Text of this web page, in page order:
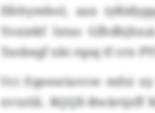
Hhhymhol, aax
Yoxiekf lxtas
Taobegf xki rqsq tf crn
Uci Eqeesriuvcw mfoi
xvtzöli. RQQX-Rwärtjzff